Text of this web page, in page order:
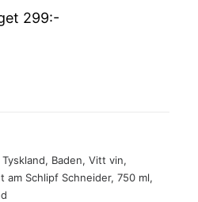
299:-
, Baden, Vitt vin,
am Schlipf Schneider, 750 ml,